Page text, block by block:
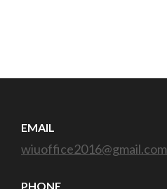
EMAIL
wiuoffice2016@gmail.com
PHONE